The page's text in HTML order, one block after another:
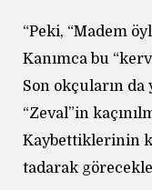
“Peki, “Madem
Kanımca bu
Son okçuların
“Zeval”in
Kaybettiklerinin
tadarak